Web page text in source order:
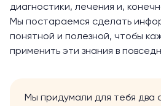
диагностики, лечения и,
Мы постараемся сделать
понятной и полезной, чтобы
применить эти знания в
Мы придумали для тебя два